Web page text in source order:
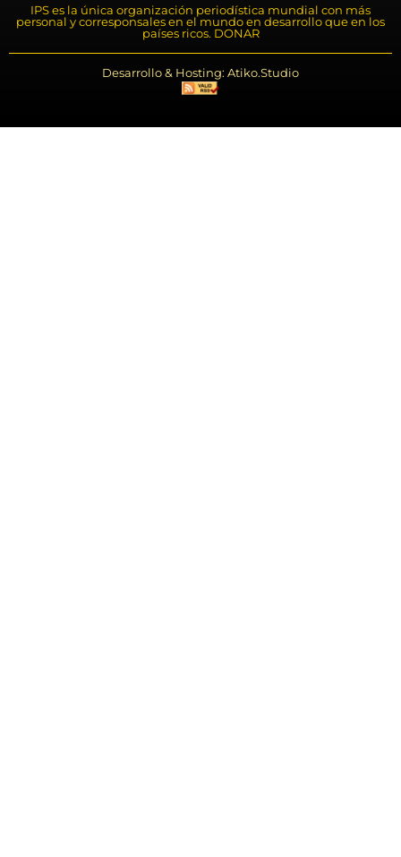
IPS es la única organización periodística mundial con más
personal y corresponsales en el mundo en desarrollo que en los
países ricos. DONAR
Desarrollo & Hosting: Atiko.Studio